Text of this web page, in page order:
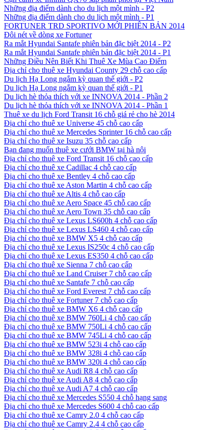
Những địa điểm dành cho du lịch một mình - P2
Những địa điểm dành cho du lịch một mình - P1
FORTUNER TRD SPORTIVO MỚI PHIÊN BẢN 2014
Đôi nét về dòng xe Fortuner
Ra mắt Hyundai Santafe phiên bản đặc biệt 2014 - P2
Ra mắt Hyundai Santafe phiên bản đặc biệt 2014 - P1
Những Điều Nên Biết Khi Thuê Xe Mùa Cao Điểm
Địa chỉ cho thuê xe Hyundai County 29 chỗ cao cấp
Du lịch Hạ Long ngắm kỳ quan thế giới - P2
Du lịch Hạ Long ngắm kỳ quan thế giới - P1
Du lịch hè thỏa thích với xe INNOVA 2014 - Phần 2
Du lịch hè thỏa thích với xe INNOVA 2014 - Phần 1
Thuê xe du lịch Ford Transit 16 chỗ giá rẻ cho hè 2014
Địa chỉ cho thuê xe Universe 45 chỗ cao cấp
Địa chỉ cho thuê xe Mercedes Sprinter 16 chỗ cao cấp
Địa chỉ cho thuê xe Isuzu 35 chỗ cao cấp
Bạn đang muốn thuê xe cưới BMW tại hà nội
Địa chỉ cho thuê xe Ford Transit 16 chỗ cao cấp
Địa chỉ cho thuê xe Cadillac 4 chỗ cao cấp
Địa chỉ cho thuê xe Bentley 4 chỗ cao cấp
Địa chỉ cho thuê xe Aston Martin 4 chỗ cao cấp
Địa chỉ cho thuê xe Altis 4 chỗ cao cấp
Địa chỉ cho thuê xe Aero Space 45 chỗ cao cấp
Địa chỉ cho thuê xe Aero Town 35 chỗ cao cấp
Địa chỉ cho thuê xe Lexus LS600h 4 chỗ cao cấp
Địa chỉ cho thuê xe Lexus LS460 4 chỗ cao cấp
Địa chỉ cho thuê xe BMW X5 4 chỗ cao cấp
Địa chỉ cho thuê xe Lexus IS250c 4 chỗ cao cấp
Địa chỉ cho thuê xe Lexus ES350 4 chỗ cao cấp
Địa chỉ cho thuê xe Sienna 7 chỗ cao cấp
Địa chỉ cho thuê xe Land Cruiser 7 chỗ cao cấp
Địa chỉ cho thuê xe Santafe 7 chỗ cao cấp
Địa chỉ cho thuê xe Ford Everest 7 chỗ cao cấp
Địa chỉ cho thuê xe Fortuner 7 chỗ cao cấp
Địa chỉ cho thuê xe BMW X6 4 chỗ cao cấp
Địa chỉ cho thuê xe BMW 760Li 4 chỗ cao cấp
Địa chỉ cho thuê xe BMW 750Li 4 chỗ cao cấp
Địa chỉ cho thuê xe BMW 745Li 4 chỗ cao cấp
Địa chỉ cho thuê xe BMW 523i 4 chỗ cao cấp
Địa chỉ cho thuê xe BMW 328i 4 chỗ cao cấp
Địa chỉ cho thuê xe BMW 320i 4 chỗ cao cấp
Địa chỉ cho thuê xe Audi R8 4 chỗ cao cấp
Địa chỉ cho thuê xe Audi A8 4 chỗ cao cấp
Địa chỉ cho thuê xe Audi A7 4 chỗ cao cấp
Địa chỉ cho thuê xe Mercedes S550 4 chỗ hạng sang
Địa chỉ cho thuê xe Mercedes S600 4 chỗ cao cấp
Địa chỉ cho thuê xe Camry 2.0 4 chỗ cao cấp
Địa chỉ cho thuê xe Camry 2.4 4 chỗ cao cấp